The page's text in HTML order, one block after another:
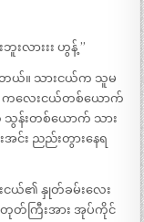
းလားးး ဟွန့် ”
ယ်။ သားငယ်က သူမ
ကို ကလေးငယ်တစ်ယောက်
န်းတစ်ယောက် သား
င်း ညည်းတွားနေရ
ငယ်၏ နှုတ်ခမ်းလေး
တုတ်ကြီးအား အုပ်ကိုင်